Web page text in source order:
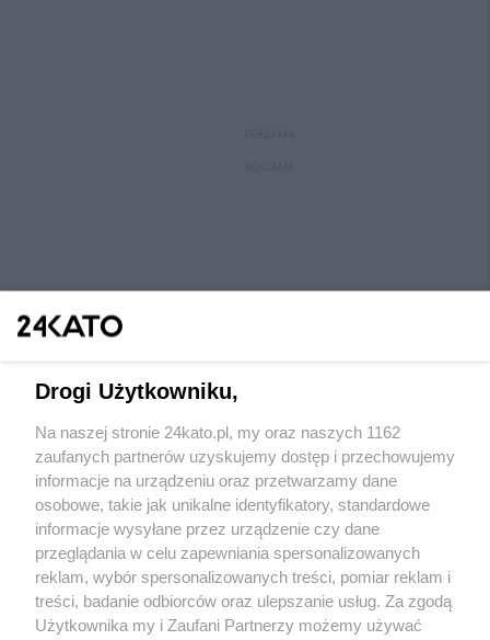
Wydawca mediów lokalnych
Nie zapomnij
zapoznać się z:
polityką prywatności regulamin korzystania z portali
Twojemiasto Skontaktuj sięz nami
Drogi Użytkowniku,
Na naszej stronie 24kato.pl, my oraz naszych 1162
zaufanych partnerów uzyskujemy dostęp i przechowujemy
informacje na urządzeniu oraz przetwarzamy dane
osobowe, takie jak unikalne identyfikatory, standardowe
informacje wysyłane przez urządzenie czy dane
przeglądania w celu zapewniania spersonalizowanych
reklam, wybór spersonalizowanych treści, pomiar reklam i
treści, badanie odbiorców oraz ulepszanie usług. Za zgodą
Użytkownika my i Zaufani Partnerzy możemy używać